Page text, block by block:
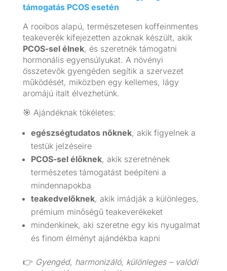
támogatás PCOS esetén
A rooibos alapú, természetesen koffeinmentes
teakeverék kifejezetten azoknak készült, akik
PCOS-sel élnek, és szeretnék támogatni
hormonális egyensúlyukat. A növényi
összetevők gyengéden segítik a szervezet
működését, miközben egy kellemes, lágy
aromájú italt élvezhetünk.
🎯 Ajándéknak tökéletes:
egészségtudatos nőknek, akik figyelnek a
testük jelzéseire
PCOS-sel élőknek, akik szeretnének
természetes támogatást beépíteni a
mindennapokba
teakedvelőknek, akik imádják a különleges,
prémium minőségű teakeverékeket
mindenkinek, aki szeretne egy kis nyugalmat
és finom élményt ajándékba kapni
👉 Gyengéd, harmonizáló, különleges – valódi